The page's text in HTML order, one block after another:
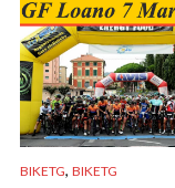
BIKETG, BIKETG